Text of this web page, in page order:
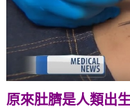
原來肚臍是人類出